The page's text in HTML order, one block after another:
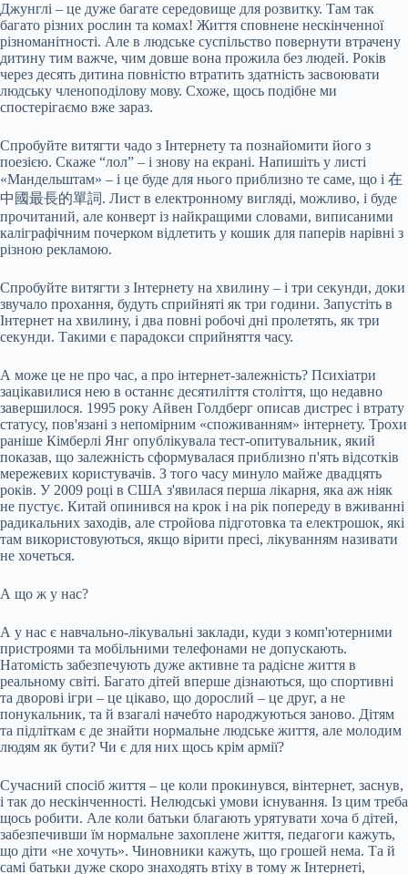
Джунглі – це дуже багате середовище для розвитку. Там так
багато різних рослин та комах! Життя сповнене нескінченної
різноманітності. Але в людське суспільство повернути втрачену
дитину тим важче, чим довше вона прожила без людей. Років
через десять дитина повністю втратить здатність засвоювати
людську членоподілову мову. Схоже, щось подібне ми
спостерігаємо вже зараз.
Спробуйте витягти чадо з Інтернету та познайомити його з
поезією. Скаже “лол” – і знову на екрані. Напишіть у листі
«Мандельштам» – і це буде для нього приблизно те саме, що і 在
中國最長的單詞. Лист в електронному вигляді, можливо, і буде
прочитаний, але конверт із найкращими словами, виписаними
каліграфічним почерком відлетить у кошик для паперів нарівні з
різною рекламою.
Спробуйте витягти з Інтернету на хвилину – і три секунди, доки
звучало прохання, будуть сприйняті як три години. Запустіть в
Інтернет на хвилину, і два повні робочі дні пролетять, як три
секунди. Такими є парадокси сприйняття часу.
А може це не про час, а про інтернет-залежність? Психіатри
зацікавилися нею в останнє десятиліття століття, що недавно
завершилося. 1995 року Айвен Голдберг описав дистрес і втрату
статусу, пов'язані з непомірним «споживанням» інтернету. Трохи
раніше Кімберлі Янг опублікувала тест-опитувальник, який
показав, що залежність сформувалася приблизно п'ять відсотків
мережевих користувачів. З того часу минуло майже двадцять
років. У 2009 році в США з'явилася перша лікарня, яка аж ніяк
не пустує. Китай опинився на крок і на рік попереду в вживанні
радикальних заходів, але стройова підготовка та електрошок, які
там використовуються, якщо вірити пресі, лікуванням називати
не хочеться.
А що ж у нас?
А у нас є навчально-лікувальні заклади, куди з комп'ютерними
пристроями та мобільними телефонами не допускають.
Натомість забезпечують дуже активне та радісне життя в
реальному світі. Багато дітей вперше дізнаються, що спортивні
та дворові ігри – це цікаво, що дорослий – це друг, а не
понукальник, та й взагалі начебто народжуються заново. Дітям
та підліткам є де знайти нормальне людське життя, але молодим
людям як бути? Чи є для них щось крім армії?
Сучасний спосіб життя – це коли прокинувся, вінтернет, заснув,
і так до нескінченності. Нелюдські умови існування. Із цим треба
щось робити. Але коли батьки благають урятувати хоча б дітей,
забезпечивши їм нормальне захоплене життя, педагоги кажуть,
що діти «не хочуть». Чиновники кажуть, що грошей нема. Та й
самі батьки дуже скоро знаходять втіху в тому ж Інтернеті,